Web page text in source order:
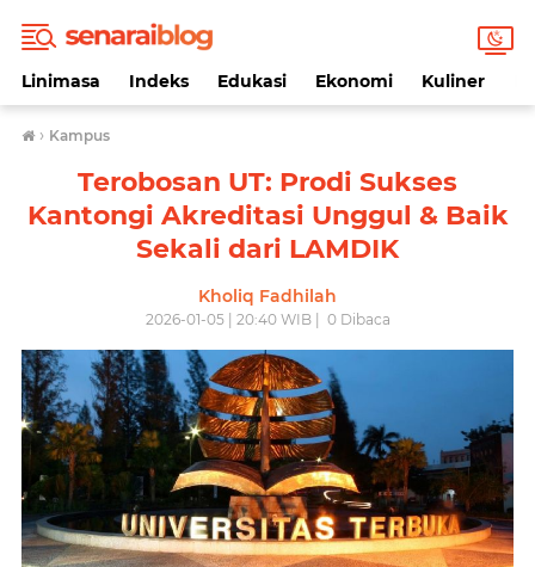
Linimasa Indeks Edukasi Ekonomi Kuliner
› Kampus
Terobosan UT: Prodi Sukses
Kantongi Akreditasi Unggul & Baik
Sekali dari LAMDIK
Kholiq Fadhilah
2026-01-05 | 20:40 WIB | 0Dibaca